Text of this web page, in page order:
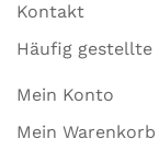
Kontakt
Häufig gestellte
Mein Konto
Mein Warenkorb